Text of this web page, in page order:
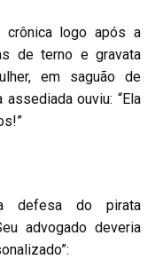
crônica logo após a
de terno e gravata
em saguão de
ouviu: “Ela
a defesa do pirata
advogado deveria